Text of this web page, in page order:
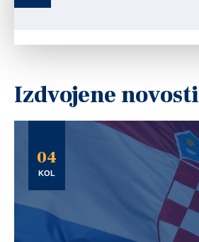
Izdvojene novosti
04
KOL